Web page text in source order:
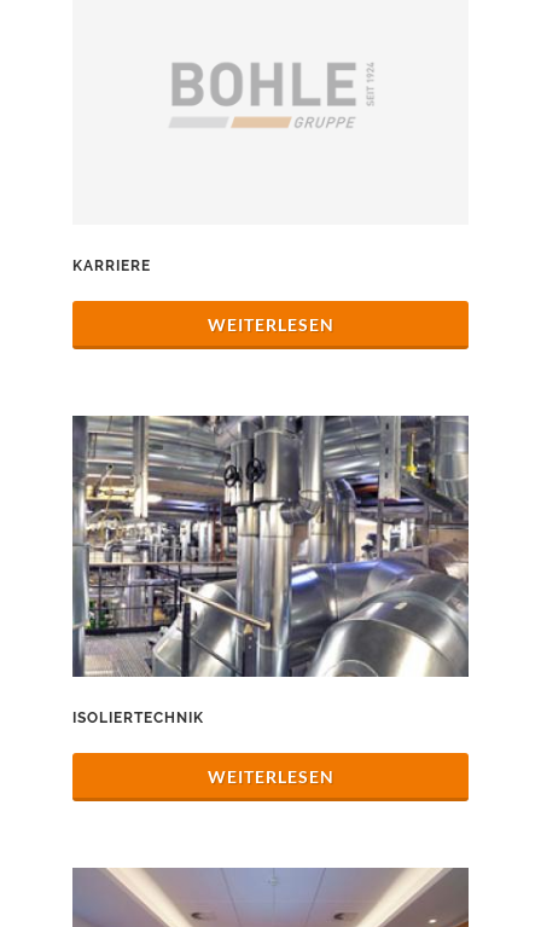
KARRIERE
WEITERLESEN
ISOLIERTECHNIK
WEITERLESEN